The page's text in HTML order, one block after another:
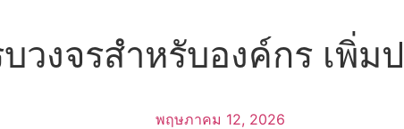
วงจรสำหรับองค์กร เพิ่
พฤษภาคม 12, 2026